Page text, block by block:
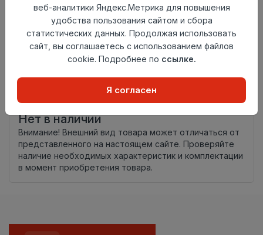
Размер
1200x180мм
Теплый пол
до +27 градусов
Способ
Замковый метод
Страна
Нет в наличии
Внимание! Внешний вид товара может отличаться от
представленного на настоящем сайте. Проверяйте
наличие необходимых характеристик и комплектации
в момент приобретения товара.
веб-аналитики Яндекс.Метрика для повышения
удобства пользования сайтом и сбора
статистических данных. Продолжая использовать
сайт, вы соглашаетесь с использованием файлов
cookie. Подробнее по ссылке.
Я согласен